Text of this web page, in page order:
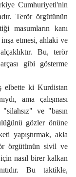
Cumhuriyeti'nin
Terör örgütünün
masumların kanı
etmesi, ahlaki ve
Bu, terör
gibi gösterme
elbette ki Kurdistan
ama çalışması
"silahsız" ve "basın
gözler önüne
yapıştırmak, akla
örgütünün sivil ve
nasıl birer kalkan
Bu taktikle,